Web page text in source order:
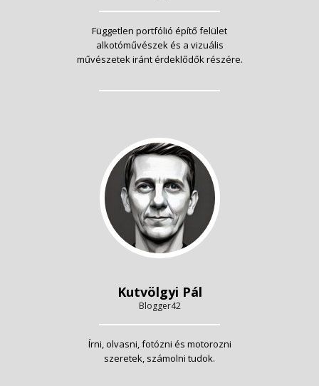
Független portfólió építő felület
alkotóművészek és a vizuális
művészetek iránt érdeklődők részére.
Kutvölgyi Pál
Blogger42
Írni, olvasni, fotózni és motorozni
szeretek, számolni tudok.